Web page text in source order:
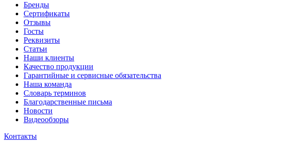
Бренды
Сертификаты
Отзывы
Госты
Реквизиты
Статьи
Наши клиенты
Качество продукции
Гарантийные и сервисные обязательства
Наша команда
Словарь терминов
Благодарственные письма
Новости
Видеообзоры
Контакты